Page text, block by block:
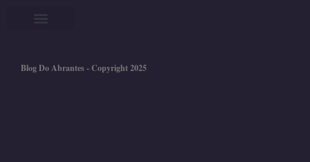
Blog Do Abrantes - Copyright 2025